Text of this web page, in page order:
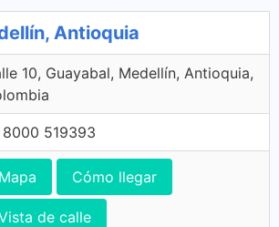
Antioquia
10, Guayabal, Medellín, Antioquia,
8000 519393
Mapa Cómo llegar
de calle